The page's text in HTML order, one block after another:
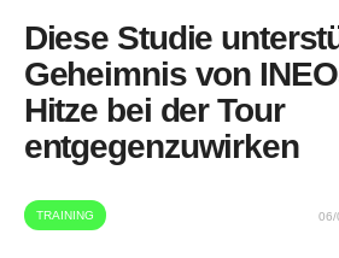
Diese Studie
Geheimnis von
Hitze bei der Tour
entgegenzuwirken
TRAINING 06/